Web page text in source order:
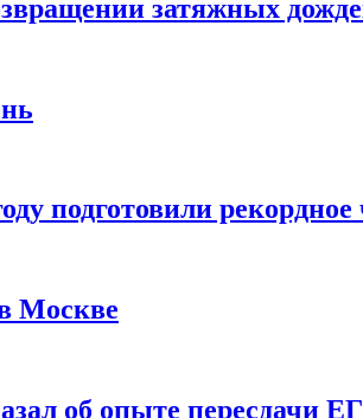
затяжных
подготовили
Москве
об опыте пересдачи